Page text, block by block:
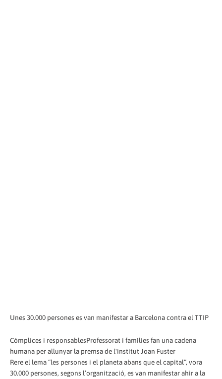
Unes 30.000 persones es van manifestar a Barcelona contra el TTIP
Còmplices i responsablesProfessorat i famílies fan una cadena
humana per allunyar la premsa de l'institut Joan Fuster
Rere el lema “les persones i el planeta abans que el capital”, vora
30.000 persones, segons l’organització, es van manifestar ahir a la